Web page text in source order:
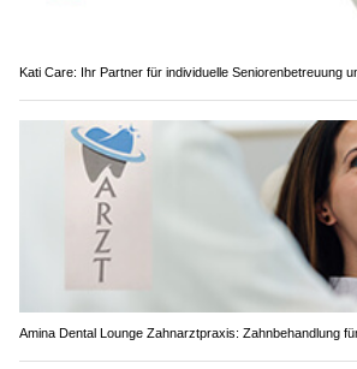
Kati Care: Ihr Partner für individuelle Seniorenbetreuung
Amina Dental Lounge Zahnarztpraxis: Zahnbehandlung